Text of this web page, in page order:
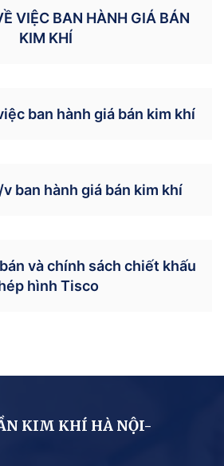
VIỆC BAN HÀNH GIÁ BÁN
KIM KHÍ
ban hành giá bán kim khí
ban hành giá bán kim khí
và chính sách chiết khấu
hình Tisco
KIM KHÍ HÀ NỘI-